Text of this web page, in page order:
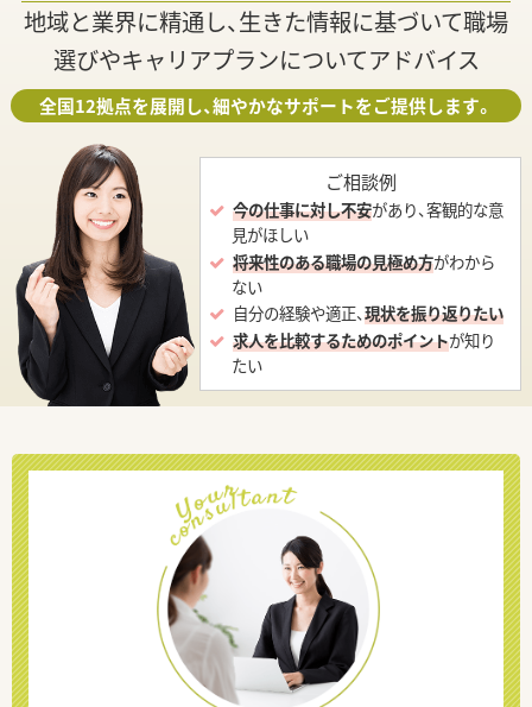
地域と業界に精通し、生きた情報に基づいて職場
選びやキャリアプランについてアドバイス
全国12拠点を展開し、細やかなサポートをご提供します。
ご相談例
今の仕事に対し不安があり、客観的な意
見がほしい
将来性のある職場の見極め方がわから
ない
自分の経験や適正、現状を振り返りたい
求人を比較するためのポイントが知り
たい